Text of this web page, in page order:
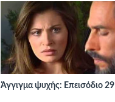
Άγγιγμα ψυχής: Επεισόδιο 29